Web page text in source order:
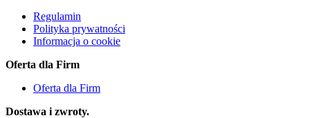
Regulamin
Polityka prywatności
Informacja o cookie
Oferta dla Firm
Oferta dla Firm
Dostawa i zwroty.